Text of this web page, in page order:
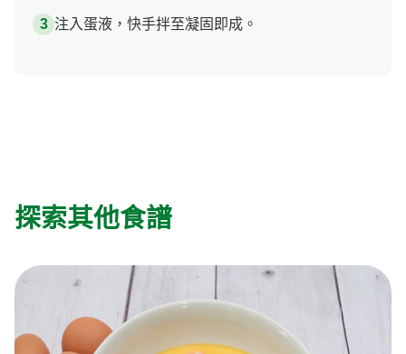
注入蛋液，快手拌至凝固即成。
探索其他食譜